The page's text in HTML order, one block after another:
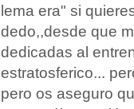
lema era" si
dedo,,desde que
dedicadas al
estratosferico...
pero os aseguro